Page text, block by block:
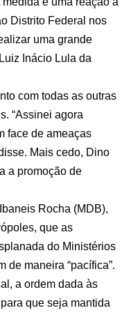
Distrito Federal nos
uma grande
Inácio Lula da
com todas as outras
“Assinei agora
face de ameaças
Mais cedo, Dino
a promoção de
Rocha (MDB),
que as
do Ministérios
de maneira “pacífica”.
a ordem dada às
que seja mantida